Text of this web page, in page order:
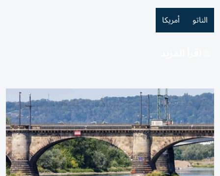
الناتو أمريكا